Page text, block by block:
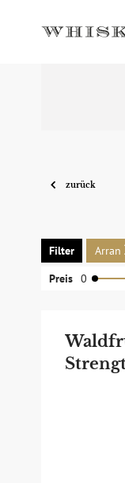
zurück
Filter
Arran
Preis 0